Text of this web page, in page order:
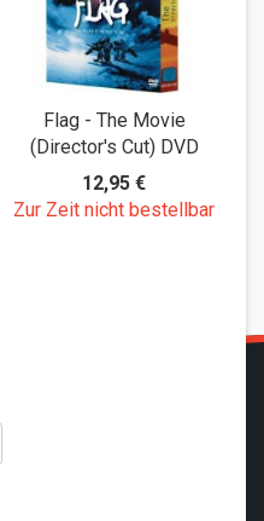
Flag - The Movie
(Director's Cut) DVD
12,95 €
Zur Zeit nicht bestellbar